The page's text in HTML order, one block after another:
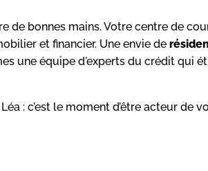
de bonnes mains. Votre centre de
et financier. Une envie de
une équipe d'experts du crédit qui
: c’est le moment d’être acteur de